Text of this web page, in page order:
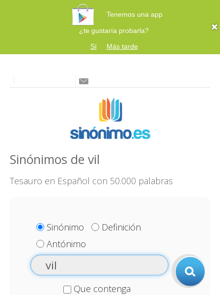
Tenemos una app
¿te gustaría probarla?
Sí
Más tarde
Sinónimos de vil
Tesauro en Español con 50.000 palabras
Sinónimo
Definición
Antónimo
Que contenga